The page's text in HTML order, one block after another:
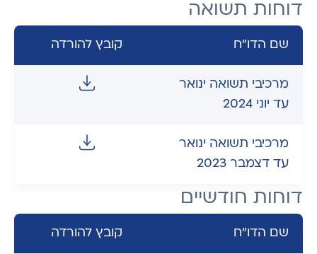
דוחות תשואה
שם הדו"ח קובץ להורדה
מרכיבי תשואה ינואר
עד יוני 2024
מרכיבי תשואה ינואר
עד דצמבר 2023
דוחות חודשיים
שם הדו"ח קובץ להורדה